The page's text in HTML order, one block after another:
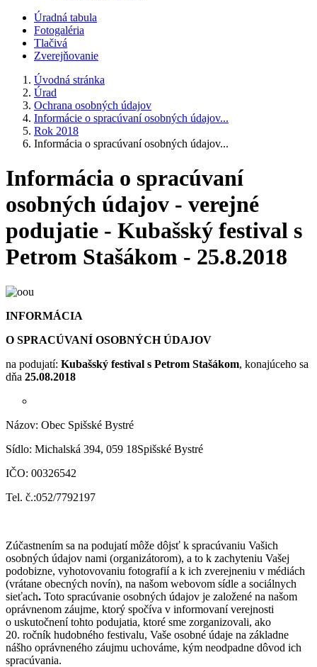
Úradná tabula
Fotogaléria
Tlačivá
Zverejňovanie
Úvodná stránka
Úrad
Ochrana osobných údajov
Informácie o spracúvaní osobných údajov...
Rok 2018
Informácia o spracúvaní osobných údajov...
Informácia o spracúvaní
osobných údajov - verejné
podujatie - Kubašský festival s
Petrom Stašákom - 25.8.2018
INFORMÁCIA
O SPRACÚVANÍ OSOBNÝCH ÚDAJOV
na podujatí: Kubašský festival s Petrom Stašákom, konajúceho sa
dňa 25.08.2018
Názov: Obec Spišské Bystré
Sídlo: Michalská 394, 059 18Spišské Bystré
IČO: 00326542
Tel. č.:052/7792197
Zúčastnením sa na podujatí môže dôjsť k spracúvaniu Vašich
osobných údajov nami (organizátorom), a to k zachyteniu Vašej
podobizne, vyhotovovaniu fotografií a k ich zverejneniu v médiách
(vrátane obecných novín), na našom webovom sídle a sociálnych
sieťach. Toto spracúvanie osobných údajov je založené na našom
oprávnenom záujme, ktorý spočíva v informovaní verejnosti
o uskutočnení tohto podujatia, ktoré sme zorganizovali, ako
20. ročník hudobného festivalu, Vaše osobné údaje na základne
nášho oprávneného záujmu uchováme, kým neodpadne dôvod ich
spracúvania.